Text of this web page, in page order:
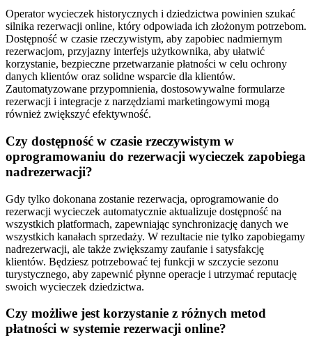
Operator wycieczek historycznych i dziedzictwa powinien szukać
silnika rezerwacji online, który odpowiada ich złożonym potrzebom.
Dostępność w czasie rzeczywistym, aby zapobiec nadmiernym
rezerwacjom, przyjazny interfejs użytkownika, aby ułatwić
korzystanie, bezpieczne przetwarzanie płatności w celu ochrony
danych klientów oraz solidne wsparcie dla klientów.
Zautomatyzowane przypomnienia, dostosowywalne formularze
rezerwacji i integracje z narzędziami marketingowymi mogą
również zwiększyć efektywność.
Czy dostępność w czasie rzeczywistym w
oprogramowaniu do rezerwacji wycieczek zapobiega
nadrezerwacji?
Gdy tylko dokonana zostanie rezerwacja, oprogramowanie do
rezerwacji wycieczek automatycznie aktualizuje dostępność na
wszystkich platformach, zapewniając synchronizację danych we
wszystkich kanałach sprzedaży. W rezultacie nie tylko zapobiegamy
nadrezerwacji, ale także zwiększamy zaufanie i satysfakcję
klientów. Będziesz potrzebować tej funkcji w szczycie sezonu
turystycznego, aby zapewnić płynne operacje i utrzymać reputację
swoich wycieczek dziedzictwa.
Czy możliwe jest korzystanie z różnych metod
płatności w systemie rezerwacji online?